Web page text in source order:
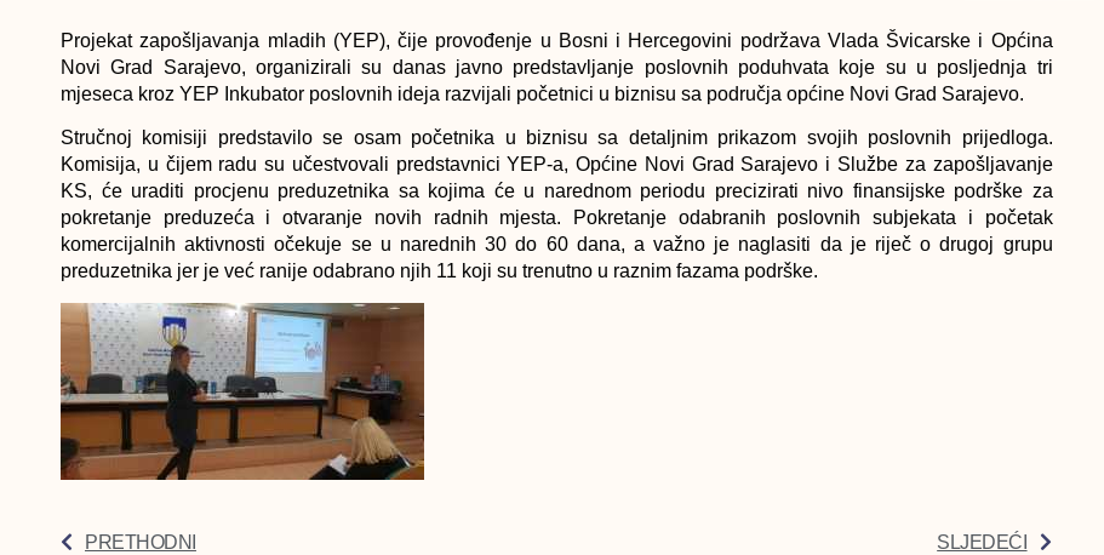
Projekat zapošljavanja mladih (YEP), čije provođenje u Bosni i Hercegovini podržava Vlada Švicarske i Općina
Novi Grad Sarajevo, organizirali su danas javno predstavljanje poslovnih poduhvata koje su u posljednja tri
mjeseca kroz YEP Inkubator poslovnih ideja razvijali početnici u biznisu sa područja općine Novi Grad Sarajevo.
Stručnoj komisiji predstavilo se osam početnika u biznisu sa detaljnim prikazom svojih poslovnih prijedloga.
Komisija, u čijem radu su učestvovali predstavnici YEP-a, Općine Novi Grad Sarajevo i Službe za zapošljavanje
KS, će uraditi procjenu preduzetnika sa kojima će u narednom periodu precizirati nivo finansijske podrške za
pokretanje preduzeća i otvaranje novih radnih mjesta. Pokretanje odabranih poslovnih subjekata i početak
komercijalnih aktivnosti očekuje se u narednih 30 do 60 dana, a važno je naglasiti da je riječ o drugoj grupu
preduzetnika jer je već ranije odabrano njih 11 koji su trenutno u raznim fazama podrške.
PRETHODNI SLJEDEĆI